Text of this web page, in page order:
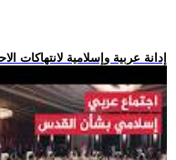
.. إدانة عربية وإسلامية لانتهاكات